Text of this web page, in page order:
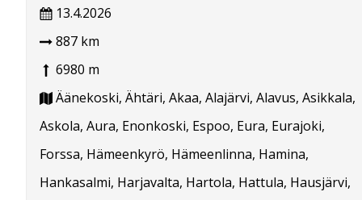
13.4.2026
887 km
6980 m
Äänekoski, Ähtäri, Akaa, Alajärvi, Alavus, Asikkala,
Askola, Aura, Enonkoski, Espoo, Eura, Eurajoki,
Forssa, Hämeenkyrö, Hämeenlinna, Hamina,
Hankasalmi, Harjavalta, Hartola, Hattula, Hausjärvi,